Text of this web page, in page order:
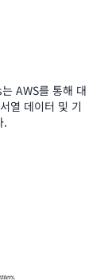
AWS를 통해 대
열 데이터 및 기
.